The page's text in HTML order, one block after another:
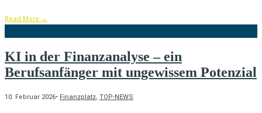
Read More →
KI in der Finanzanalyse – ein
Berufsanfänger mit ungewissem Potenzial
10. Februar 2026• Finanzplatz, TOP-NEWS